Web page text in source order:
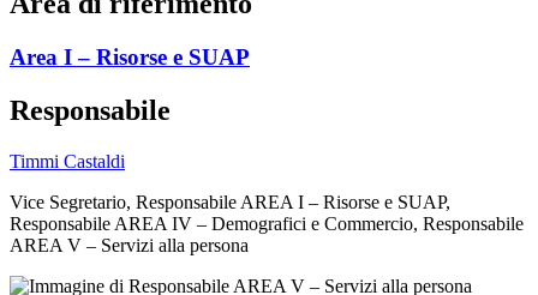
Area I – Risorse e SUAP
Responsabile
Timmi Castaldi
Vice Segretario, Responsabile AREA I – Risorse e SUAP,
Responsabile AREA IV – Demografici e Commercio, Responsabile
AREA V – Servizi alla persona